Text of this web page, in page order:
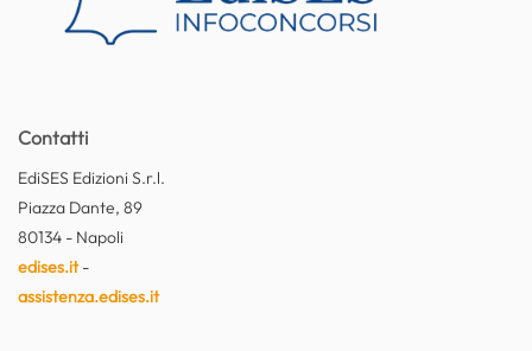
Contatti
EdiSES Edizioni S.r.l.
Piazza Dante, 89
80134 - Napoli
edises.it-
assistenza.edises.it